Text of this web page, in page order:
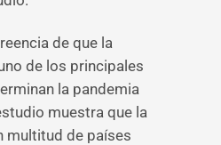
de que la
de los principales
la pandemia
muestra que la
multitud de países